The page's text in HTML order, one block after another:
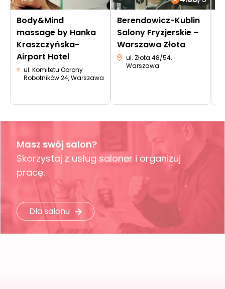
Body&Mind
massage by Hanka
Kraszczyńska-
Airport Hotel
ul. Komitetu Obrony
Robotników 24, Warszawa
Berendowicz-Kublin
Salony Fryzjerskie –
Warszawa Złota
ul. Złota 48/54,
Warszawa
Masz swój salon?
Skorzystaj z usług saloner i organizuj
pracę.
Dla salonu